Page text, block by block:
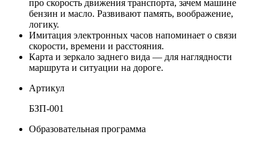
про скорость движения транспорта, зачем машине
бензин и масло. Развивают память, воображение,
логику.
Имитация электронных часов напоминает о связи
скорости, времени и расстояния.
Карта и зеркало заднего вида — для наглядности
маршрута и ситуации на дороге.
Артикул
БЗП-001
Образовательная программа